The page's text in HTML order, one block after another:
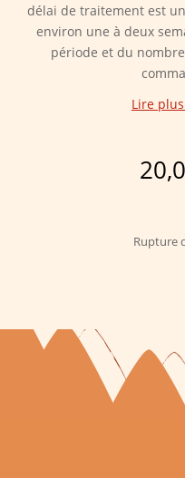
délai de traitement est
environ une à deux
période et du
Lire
Rupture